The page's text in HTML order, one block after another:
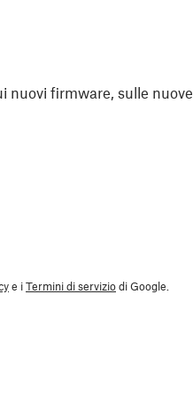
nuovi firmware, sulle
e iTermini di serviziodi Google.